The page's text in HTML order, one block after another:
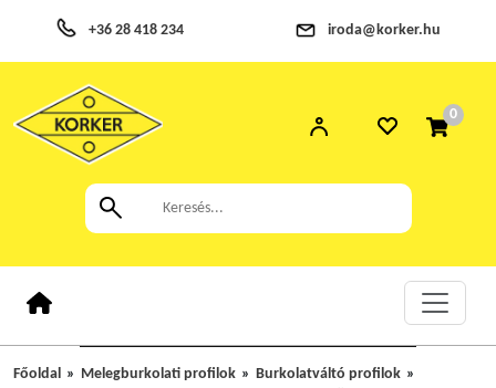
+36 28 418 234 iroda@korker.hu
0
Főoldal Melegburkolati profilok
Burkolatváltó profilok